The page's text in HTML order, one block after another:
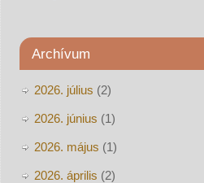
Archívum
2026. július (2)
2026. június (1)
2026. május (1)
2026. április (2)